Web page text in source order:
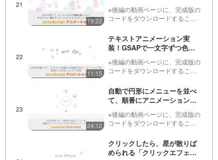
る…
19:22
回目） ※後編は動画の概要欄
にあります
※後編の動画ページに、完成版の
コードをダウンロードすること
す！JavaScriptとCSSを組み合
わせて、図形とテキストを組み
合わせたアニメーションを実装
してみましょう！…
11:15
テキストアニメーション実
装！GSAPで一文字ずつ色や
その後アニメーションしなが
らフェードアウトする！ 全２
の概要欄にあります
※後編の動画ページに、完成版の
コードをダウンロードすること
す！この動画では、一文字ずつ
色や位置や角度をランダムに設
定したものを段々と整列させ、
その後文字列の両端から非表
示…
24:12
自動で円形にメニューを並べ
て、順番にアニメーションさ
目） ※後編は動画の概要欄に
あります
※後編の動画ページに、完成版の
コードをダウンロードすること
す！この動画ではJavaScriptのア
ニメーションライブラリ
「GSAP」を使って、開閉する
クリックしたら、星が散りば
められる「クリックエフェク